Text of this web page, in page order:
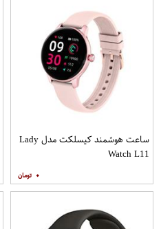
ساعت هوشمند کیسلکت مدل Lady
Watch L11
۰